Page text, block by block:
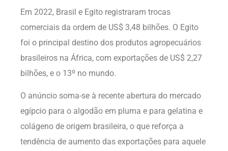
Em 2022, Brasil e Egito registraram trocas
comerciais da ordem de US$ 3,48 bilhões. O Egito
foi o principal destino dos produtos agropecuários
brasileiros na África, com exportações de US$ 2,27
bilhões, e o 13º no mundo.
O anúncio soma-se à recente abertura do mercado
egípcio para o algodão em pluma e para gelatina e
colágeno de origem brasileira, o que reforça a
tendência de aumento das exportações para aquele